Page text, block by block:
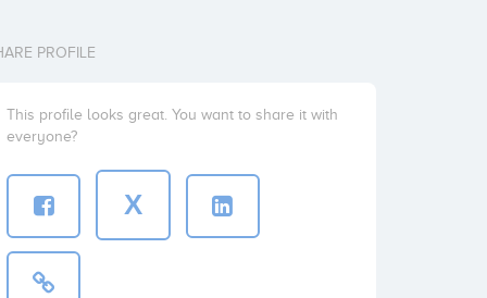
PROFILE
This profile looks great. You want to share it with
everyone?
X